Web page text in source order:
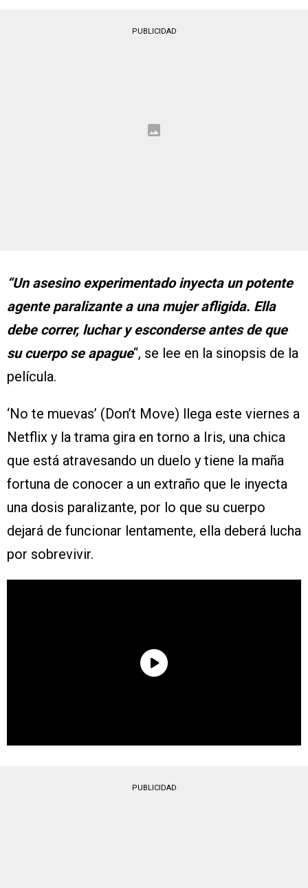
PUBLICIDAD
“Un asesino experimentado inyecta un potente
agente paralizante a una mujer afligida. Ella
debe correr, luchar y esconderse antes de que
su cuerpo se apague“, se lee en la sinopsis de la
película.
‘No te muevas’ (Don’t Move) llega este viernes a
Netflix y la trama gira en torno a Iris, una chica
que está atravesando un duelo y tiene la maña
fortuna de conocer a un extraño que le inyecta
una dosis paralizante, por lo que su cuerpo
dejará de funcionar lentamente, ella deberá lucha
por sobrevivir.
PUBLICIDAD